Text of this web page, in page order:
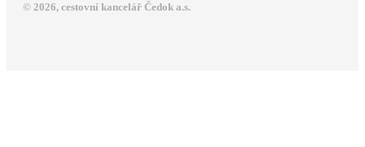
© 2026, cestovní kancelář Čedok a.s.